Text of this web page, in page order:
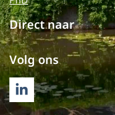
Direct naar
Volg ons
LINKEDIN